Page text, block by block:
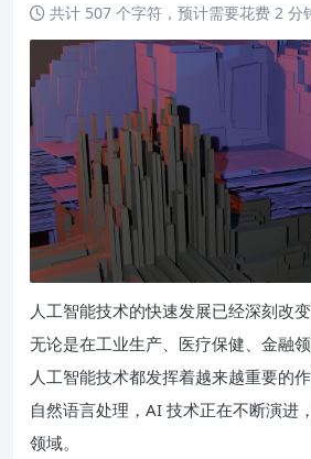
共计 507 个字符，预计需要花费 2 分
人工智能技术的快速发展已经深刻改
无论是在工业生产、医疗保健、金融
人工智能技术都发挥着越来越重要的
自然语言处理，AI 技术正在不断演进
领域。